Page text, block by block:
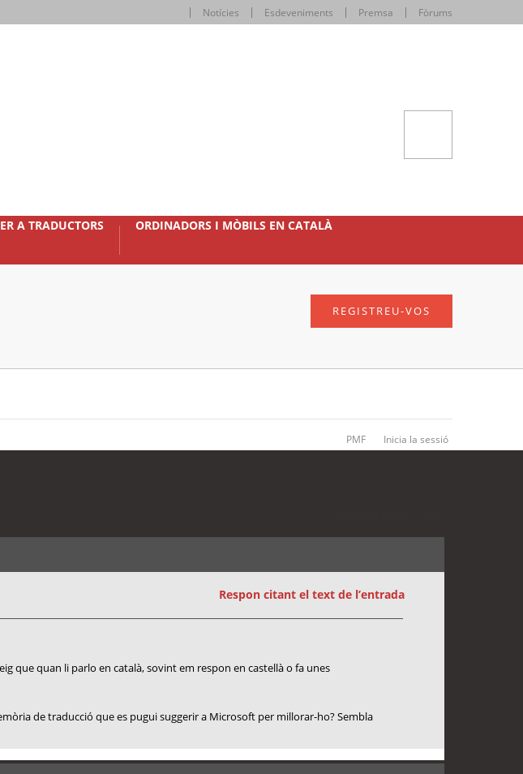
Notícies Esdeveniments Premsa Fòrums
A TRADUCTORS ORDINADORS I MÒBILS EN CATALÀ
REGISTREU-VOS
PMF Inicia la sessió
Respon citant el text de l’entrada
que quan li parlo en català, sovint em respon en castellà o fa unes
de traducció que es pugui suggerir a Microsoft per millorar-ho? Sembla